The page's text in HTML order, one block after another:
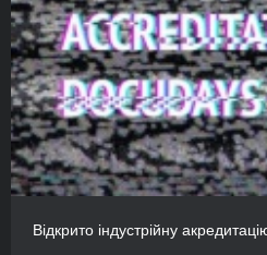
Відкрито індустрійну